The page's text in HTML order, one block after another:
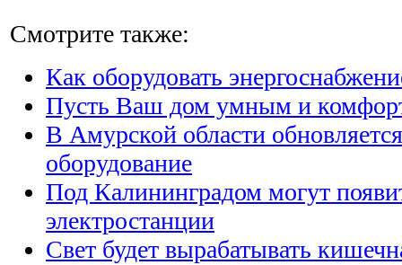
Смотрите также:
Как оборудовать
Пусть Ваш дом умным и
В Амурской области
оборудование
Под Калининградом могут
электростанции
Свет будет вырабатывать